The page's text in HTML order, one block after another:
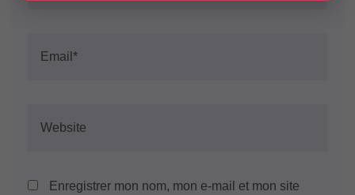
Enregistrer mon nom, mon e-mail et mon site